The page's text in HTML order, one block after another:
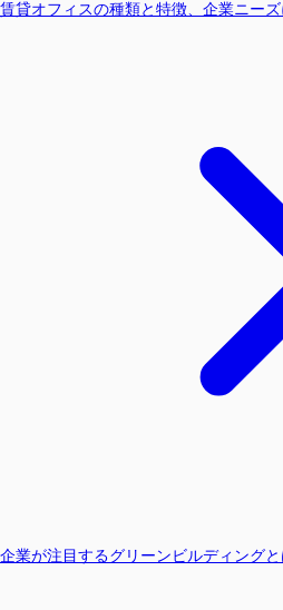
賃貸オフィスの種類と特徴、企業ニー
企業が注目するグリーンビルディングと